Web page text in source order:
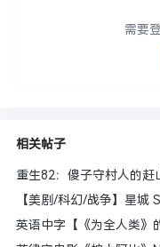
需要
相关帖子
重生82：傻子守村人的
【美剧/科幻/战争】星城
英语中字【《为全人类》